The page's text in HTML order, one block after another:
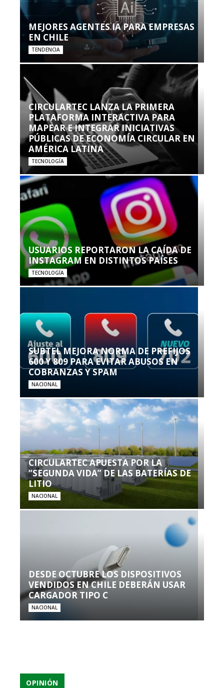
MEJORES AGENTES IA PARA EMPRESAS
EN CHILE
TENDENCIA
CIRCULARTEC LANZA LA PRIMERA
PLATAFORMA INTERACTIVA PARA
MAPEAR E INTEGRAR INICIATIVAS
PÚBLICAS DE ECONOMÍA CIRCULAR EN
AMÉRICA LATINA
TECNOLOGÍA
USUARIOS REPORTARON LA CAÍDA DE
INSTAGRAM EN DISTINTOS PAÍSES
TECNOLOGÍA
SUBTEL MEJORA NORMA DE PREFIJOS
600 Y 809 PARA EVITAR ABUSOS EN
COBRANZAS Y SPAM
NACIONAL
CIRCULARTEC APUESTA POR LA
“SEGUNDA VIDA” DE LAS BATERÍAS DE
LITIO
NACIONAL
DESDE OCTUBRE LOS DISPOSITIVOS
VENDIDOS EN CHILE DEBERÁN USAR
CARGADOR TIPO C
NACIONAL
OPINIÓN